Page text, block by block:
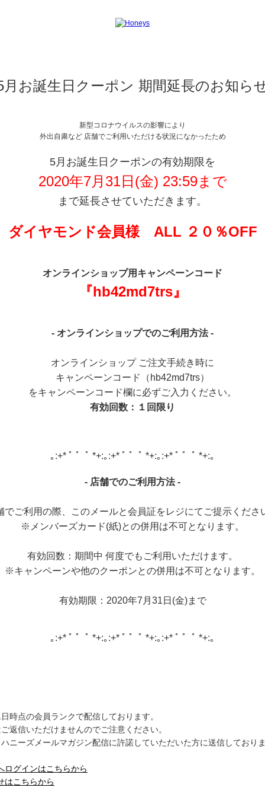
月お誕生日クーポン 期間延長のお知ら
新型コロナウイルスの影響により
外出自粛など 店舗でご利用いただける状況になかったため
5月お誕生日クーポンの有効期限を
2020年7月31日(金) 23:59まで
まで延長させていただきます。
ダイヤモンド会員様 ALL ２０％OFF
オンラインショップ用キャンペーンコード
『hb42md7trs』
- オンラインショップでのご利用方法 -
オンラインショップ ご注文手続き時に
キャンペーンコード（hb42md7trs）
をキャンペーンコード欄に必ずご入力ください。
有効回数：１回限り
｡:+* ﾟ ゜ﾟ *+:｡:+* ﾟ ゜ﾟ *+:｡:+* ﾟ ゜ﾟ *+:｡
- 店舗でのご利用方法 -
でご利用の際、このメールと会員証をレジにてご提示くださ
※メンバーズカード(紙)との併用は不可となります。
有効回数：期間中 何度でもご利用いただけます。
※キャンペーンや他のクーポンとの併用は不可となります。
有効期限：2020年7月31日(金)まで
｡:+* ﾟ ゜ﾟ *+:｡:+* ﾟ ゜ﾟ *+:｡:+* ﾟ ゜ﾟ *+:｡
時点の会員ランクで配信しております。
返信いただけませんのでご注意ください。
ニーズメールマガジン配信に許諾していただいた方に送信しており
ログインはこちらから
はこちらから